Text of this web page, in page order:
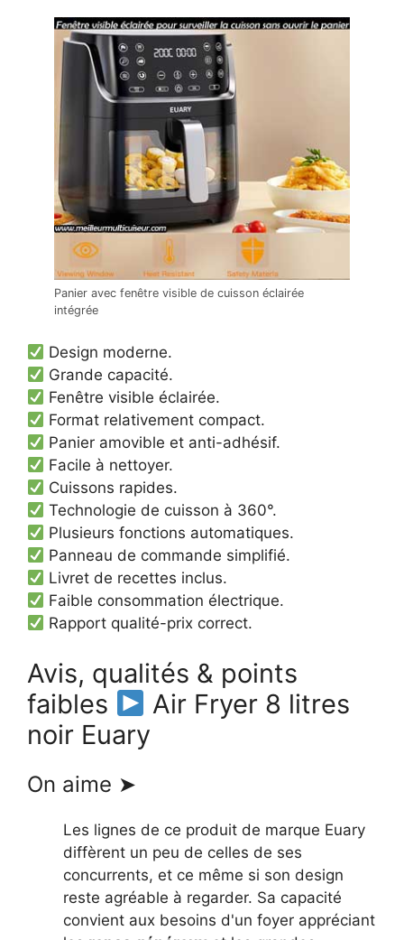
Panier avec fenêtre visible de cuisson éclairée
intégrée
Design moderne.
Grande capacité.
Fenêtre visible éclairée.
Format relativement compact.
Panier amovible et anti-adhésif.
Facile à nettoyer.
Cuissons rapides.
Technologie de cuisson à 360°.
Plusieurs fonctions automatiques.
Panneau de commande simplifié.
Livret de recettes inclus.
Faible consommation électrique.
Rapport qualité-prix correct.
Avis, qualités & points
faibles
Air Fryer 8 litres
noir Euary
On aime ➤
Les lignes de ce produit de marque Euary
diffèrent un peu de celles de ses
concurrents, et ce même si son design
reste agréable à regarder. Sa capacité
convient aux besoins d'un foyer appréciant